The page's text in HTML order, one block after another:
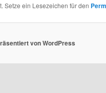
Setze ein Lesezeichen für den
von WordPress